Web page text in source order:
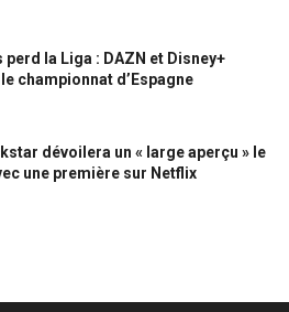
perd la Liga : DAZN et Disney+
championnat d’Espagne
dévoilera un « large aperçu » le
une première sur Netflix